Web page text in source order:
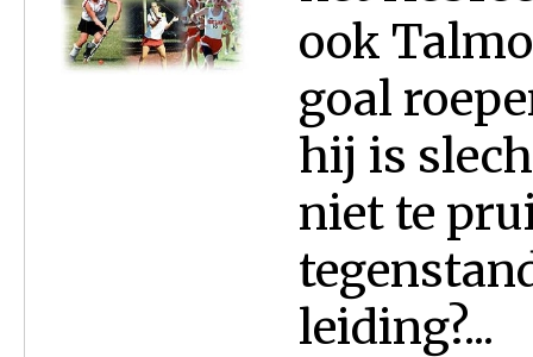
ook
goal
hij is
niet te
leiding?...